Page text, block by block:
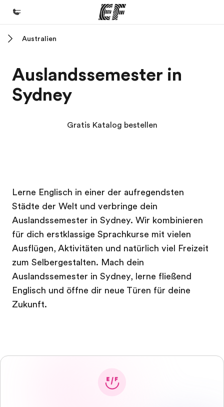
Programme
Alle Programme ansehen
Karriere
Teil des Teams werden
Australien
Auslandssemester in
Sydney
Gratis Katalog bestellen
Lerne Englisch in einer der aufregendsten
Städte der Welt und verbringe dein
Auslandssemester in Sydney. Wir kombinieren
für dich erstklassige Sprachkurse mit vielen
Ausflügen, Aktivitäten und natürlich viel Freizeit
zum Selbergestalten. Mach dein
Auslandssemester in Sydney, lerne fließend
Englisch und öffne dir neue Türen für deine
Zukunft.